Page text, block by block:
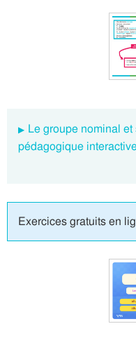
Le groupe nominal
pédagogique
Exercices gratuits en